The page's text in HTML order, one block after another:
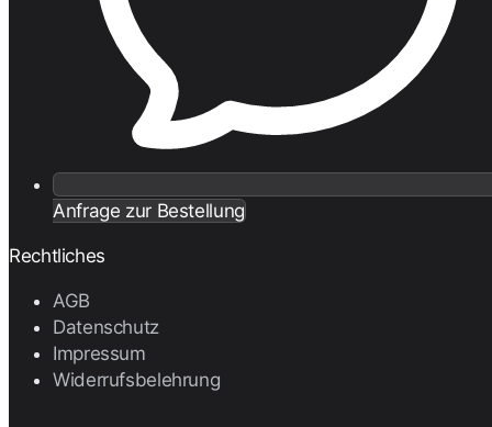
Anfrage zur Bestellung
Rechtliches
AGB
Datenschutz
Impressum
Widerrufsbelehrung